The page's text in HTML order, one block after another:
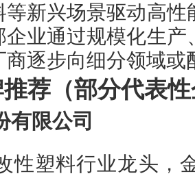
等新兴场景驱动高
企业通过规模化生
商逐步向细分领域或
荐（部分代表
有限公司
性塑料行业龙头，